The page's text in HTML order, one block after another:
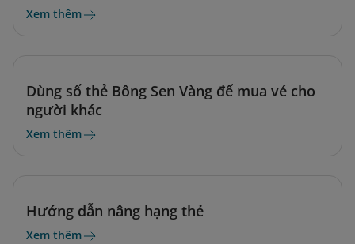
Xem thêm
Dùng số thẻ Bông Sen Vàng để mua vé cho
người khác
Xem thêm
Hướng dẫn nâng hạng thẻ
Xem thêm